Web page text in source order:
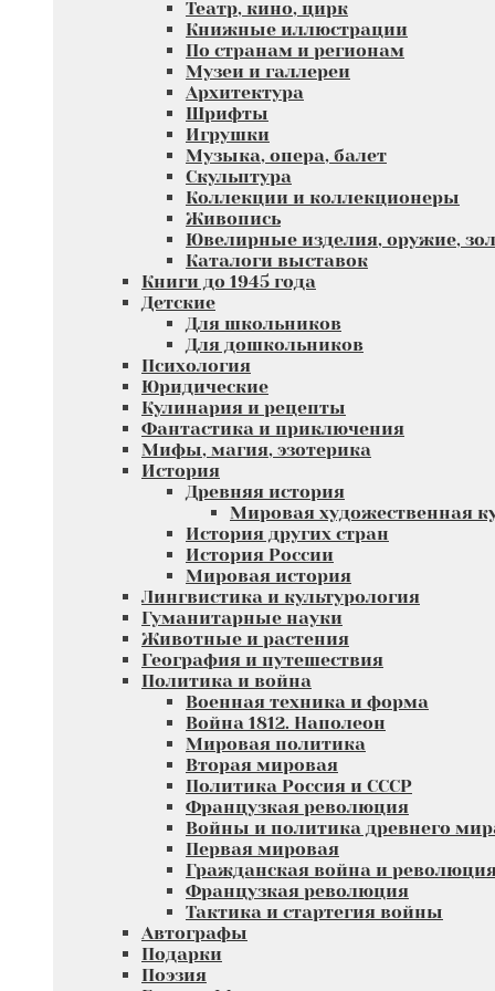
Театр, кино, цирк
Книжные иллюстрации
По странам и регионам
Музеи и галлереи
Архитектура
Шрифты
Игрушки
Музыка, опера, балет
Скульптура
Коллекции и коллекционеры
Живопись
Ювелирные изделия, оружие,
Каталоги выставок
Книги до 1945 года
Детские
Для школьников
Для дошкольников
Психология
Юридические
Кулинария и рецепты
Фантастика и приключения
Мифы, магия, эзотерика
История
Древняя история
Мировая художественная
История других стран
История России
Мировая история
Лингвистика и культурология
Гуманитарные науки
Животные и растения
География и путешествия
Политика и война
Военная техника и форма
Война 1812. Наполеон
Мировая политика
Вторая мировая
Политика Россия и СССР
Французкая революция
Войны и политика древнего
Первая мировая
Гражданская война и
Французкая революция
Тактика и стартегия войны
Автографы
Подарки
Поэзия